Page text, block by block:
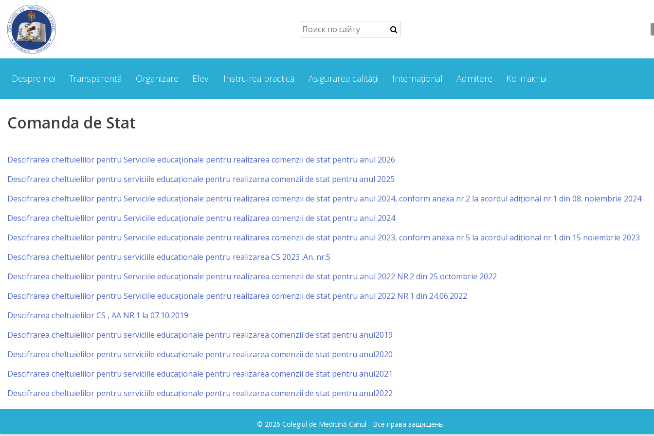
Despre
noi
Cuvântul
Directorului
Scurt
managerială
Organigrama
IPCMC
Posturi
vacante
Transparență
Planuri și
rapoarte
de
activitate
Нормативные
Despre noi Transparență Organizare Elevi Instruirea practică Asigurarea calității Internațional Admitere Kонтакты
Comanda de Stat
Descifrarea cheltuielilor pentru Serviciile educaţionale pentru realizarea comenzii de stat pentru anul 2026
Descifrarea cheltuielilor pentru serviciile educaționale pentru realizarea comenzii de stat pentru anul 2025
Descifrarea cheltuielilor pentru Serviciile educaționale pentru realizarea comenzii de stat pentru anul 2024, conform anexa nr.2 la acordul adițional nr.1 din 08. noiembrie 2024
Descifrarea cheltuielilor pentru Serviciile educaționale pentru realizarea comenzii de stat pentru anul 2024
Descifrarea cheltuielilor pentru Serviciile educaționale pentru realizarea comenzii de stat pentru anul 2023, conform anexa nr.5 la acordul adițional nr.1 din 15 noiembrie 2023
Descifrarea cheltuielilor pentru serviciile educationale pentru realizarea CS 2023 .An. nr.5
Descifrarea cheltuielilor pentru Serviciile educaționale pentru realizarea comenzii de stat pentru anul 2022 NR.2 din 25 octombrie 2022
Descifrarea cheltuielilor pentru Serviciile educaționale pentru realizarea comenzii de stat pentru anul 2022 NR.1 din 24.06.2022
Descifrarea cheltuielilor CS , AA NR.1 la 07.10.2019
Descifrarea cheltuielilor pentru serviciile educaționale pentru realizarea comenzii de stat pentru anul2019
Descifrarea cheltuielilor pentru serviciile educaționale pentru realizarea comenzii de stat pentru anul2020
Descifrarea cheltuielilor pentru serviciile educaționale pentru realizarea comenzii de stat pentru anul2021
Descifrarea cheltuielilor pentru serviciile educaționale pentru realizarea comenzii de stat pentru anul2022
© 2026 Colegiul de Medicină Cahul - Все права защищены